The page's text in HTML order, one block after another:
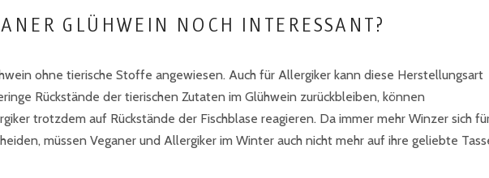
GLÜHWEIN NOCH INTERESSANT?
ohne tierische Stoffe angewiesen. Auch für Allergiker kann diese Herstellungsart
Rückstände der tierischen Zutaten im Glühwein zurückbleiben, können
trotzdem auf Rückstände der Fischblase reagieren. Da immer mehr Winzer sich
müssen Veganer und Allergiker im Winter auch nicht mehr auf ihre geliebte